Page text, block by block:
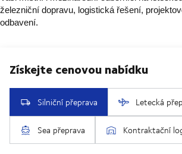
železniční dopravu, logistická řešení,
odbavení.